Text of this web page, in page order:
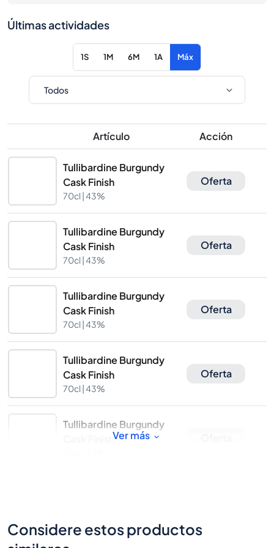
Últimas actividades
1S 1M 6M 1A Máx
Artículo Acción
Tullibardine Burgundy
Cask Finish
70cl |43%
Oferta
Tullibardine Burgundy
Cask Finish
70cl |43%
Oferta
Tullibardine Burgundy
Cask Finish
70cl |43%
Oferta
Tullibardine Burgundy
Cask Finish
70cl |43%
Oferta
Tullibardine Burgundy
Cask FinishVer más
Considere estos productos